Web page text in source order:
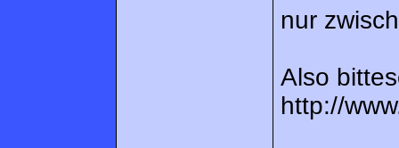
nur
Also
http://